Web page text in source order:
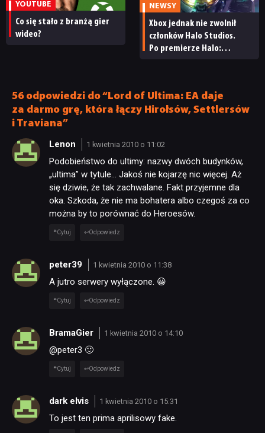
YOUTUBE
Co się stało z branżą gier
wideo?
NEWSY
Xbox jednak nie zwolnił
członków Halo Studios.
Po premierze Halo:
56 odpowiedzi do “Lord of Ultima: EA daje
za darmo grę, która łączy Hirołsów, Settlersów
i Traviana”
Lenon 1 kwietnia 2010 o 11:02
Podobieństwo do ultimy: nazwy dwóch budynków,
„ultima” w tytule… Jakoś nie kojarzę nic więcej. Aż
się dziwie, że tak zachwalane. Fakt przyjemne dla
oka. Szkoda, że nie ma bohatera albo czegoś za co
można by to porównać do Heroesów.
Cytuj Odpowiedz
peter39 1 kwietnia 2010 o 11:38
A jutro serwery wyłączone. 😀
Cytuj Odpowiedz
BramaGier 1 kwietnia 2010 o 14:10
@peter3 🙂
Cytuj Odpowiedz
dark elvis 1 kwietnia 2010 o 15:31
To jest ten prima aprilisowy fake.